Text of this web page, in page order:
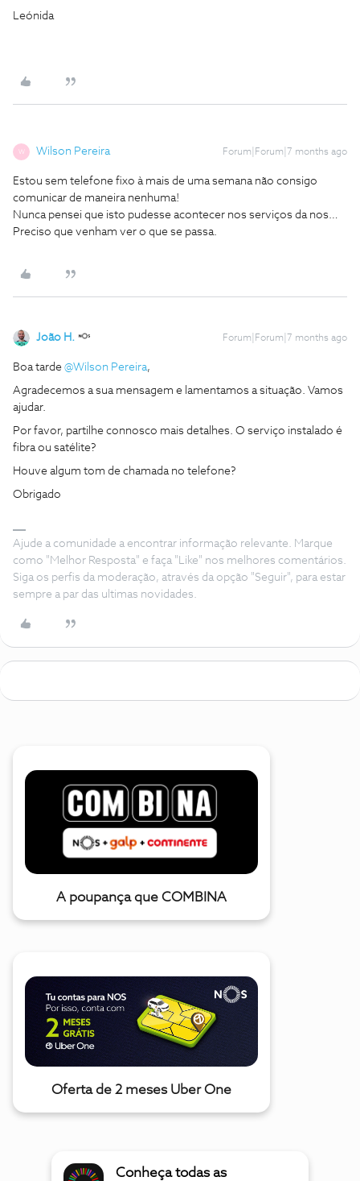
Leónida
W Wilson Pereira Forum|Forum|7 months ago
Estou sem telefone fixo à mais de uma semana não consigo
comunicar de maneira nenhuma!
Nunca pensei que isto pudesse acontecer nos serviços da nos…
Preciso que venham ver o que se passa.
João H. Forum|Forum|7 months ago
Boa tarde ​ @Wilson Pereira,
Agradecemos a sua mensagem e lamentamos a situação. Vamos
ajudar.
Por favor, partilhe connosco mais detalhes. O serviço instalado é
fibra ou satélite?
Houve algum tom de chamada no telefone?
Obrigado
Ajude a comunidade a encontrar informação relevante. Marque
como "Melhor Resposta" e faça "Like" nos melhores comentários.
Siga os perfis da moderação, através da opção "Seguir", para estar
sempre a par das ultimas novidades.
A poupança que COMBINA
Oferta de 2 meses Uber One
Conheça todas as